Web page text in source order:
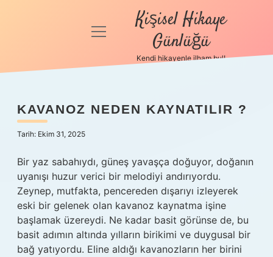
Anasayfa
Politikası
Yasal Uyarı
Hakkımızda
menüyü
Kişisel Hikaye
Günlüğü
Kendi hikayenle ilham bul!
KAVANOZ NEDEN KAYNATILIR ?
Tarih: Ekim 31, 2025
Bir yaz sabahıydı, güneş yavaşça doğuyor, doğanın
uyanışı huzur verici bir melodiyi andırıyordu.
Zeynep, mutfakta, pencereden dışarıyı izleyerek
eski bir gelenek olan kavanoz kaynatma işine
başlamak üzereydi. Ne kadar basit görünse de, bu
basit adımın altında yılların birikimi ve duygusal bir
bağ yatıyordu. Eline aldığı kavanozların her birini